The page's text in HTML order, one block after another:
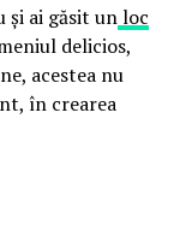
și mesaje care
gratuit la
privind
prin
precum
ai găsit unloc
delicios,
acestea nu
în crearea